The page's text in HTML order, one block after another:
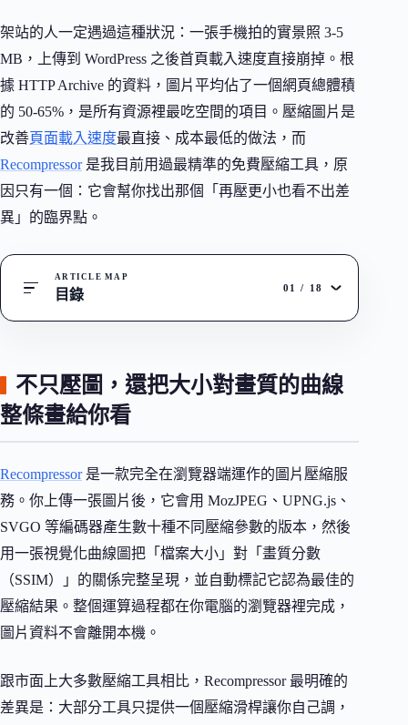
架站的人一定遇過這種狀況：一張手機拍的實景照 3-5
MB，上傳到 WordPress 之後首頁載入速度直接崩掉。根
據 HTTP Archive 的資料，圖片平均佔了一個網頁總體積
的 50-65%，是所有資源裡最吃空間的項目。壓縮圖片是
改善頁面載入速度最直接、成本最低的做法，而
Recompressor是我目前用過最精準的免費壓縮工具，原
因只有一個：它會幫你找出那個「再壓更小也看不出差
異」的臨界點。
ARTICLE MAP
目錄 01 / 18
不只壓圖，還把大小對畫質的曲線
整條畫給你看
Recompressor是一款完全在瀏覽器端運作的圖片壓縮服
務。你上傳一張圖片後，它會用 MozJPEG、UPNG.js、
SVGO 等編碼器產生數十種不同壓縮參數的版本，然後
用一張視覺化曲線圖把「檔案大小」對「畫質分數
（SSIM）」的關係完整呈現，並自動標記它認為最佳的
壓縮結果。整個運算過程都在你電腦的瀏覽器裡完成，
圖片資料不會離開本機。
跟市面上大多數壓縮工具相比，Recompressor 最明確的
差異是：大部分工具只提供一個壓縮滑桿讓你自己調，